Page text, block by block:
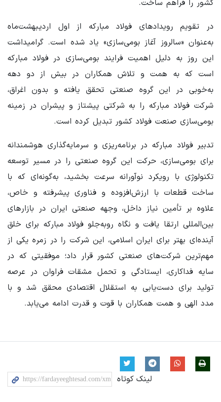
کشور را فراهم ساخت.
در تقویم رویدادهای فولاد مبارکه از اول اردیبهشت‌ماه
به‌عنوان «سالروز آغاز بومی‌سازی» یاد شده است. گرامیداشت
این روز به دلیل اهمیت فرایند بومی‌سازی در فولاد مبارکه
است که به همت و تلاش همکاران در بیش از دو دهه
به‌خوبی در این گروه صنعتی تحقق یافته و بدون اغراق،
شرکت فولاد مبارکه را به شرکتی پیشتاز و پیشران در زمینه
بومی‌سازی صنعت فولاد کشور تبدیل کرده است.
تدبیر فولاد مبارکه در برنامه‌ریزی و سرمایه‌گذاری هوشمندانه
برای بومی‌سازی، حرکت این گروه صنعتی را در مسیر توسعه
تکنولوژی با رویکرد نوآورانه سرعت بخشید، به‌گونه‌ای که با
ساخت قطعات با ارزش‌افزوده و فناوری پیشرفته و خاص،
علاوه بر تأمین نیاز داخل، وجهه صنعتی ایران در بازارهای
بین‌المللی ارتقا یافت و نگاه روبه‌جلو فولاد مبارکه برای خلق
آینده‌ای بهتر برای ایران اسلامی، این شرکت را در زمره یکی از
مهم‌ترین شرکت‌های صنعتی کشور قرار داد؛ موفقیتی که در
سایه فداکاری، ایستادگی و تحمل مشقات فراوان در عرصه
تولید برای دست‌یابی به استقلال اقتصادی محقق شد و با
مدد الهی و همت همکاران با قوت و قدرت ادامه می‌یابد.
لینک کوتاه